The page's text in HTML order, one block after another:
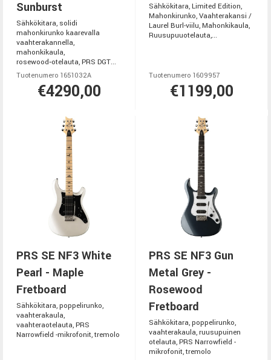
Sunburst
Sähkökitara, solidi
mahonkirunko kaarevalla
vaahterakannella,
mahonkikaula,
rosewood‑otelauta, PRS DGT...
Tuotenumero 1651032A
€4290,00
Sähkökitara, Limited Edition,
Mahonkirunko, Vaahterakansi /
Laurel Burl-viilu, Mahonkikaula,
Ruusupuuotelauta,...
Tuotenumero 1609957
€1199,00
PRS SE NF3 White
Pearl - Maple
Fretboard
Sähkökitara, poppelirunko,
vaahterakaula,
vaahteraotelauta, PRS
Narrowfield -mikrofonit, tremolo
PRS SE NF3 Gun
Metal Grey -
Rosewood
Fretboard
Sähkökitara, poppelirunko,
vaahterakaula, ruusupuinen
otelauta, PRS Narrowfield -
mikrofonit, tremolo